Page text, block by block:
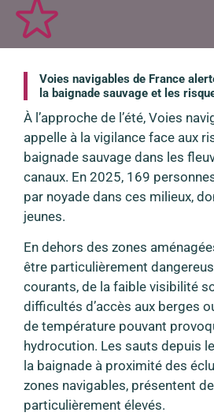
Voies navigables de France
la baignade sauvage et les
À l’approche de l’été, Voies
appelle à la vigilance face aux
baignade sauvage dans les
canaux. En 2025, 169
par noyade dans ces milieux,
jeunes.
En dehors des zones
être particulièrement
courants, de la faible visibilité
difficultés d’accès aux berges
de température pouvant
hydrocution. Les sauts depuis
la baignade à proximité des
zones navigables, présentent
particulièrement élevés.